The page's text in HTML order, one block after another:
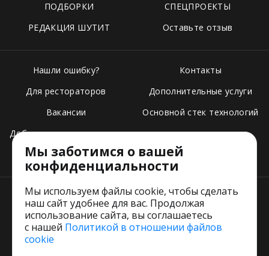
ПОДБОРКИ
СПЕЦПРОЕКТЫ
РЕДАКЦИЯ ШУТИТ
Оставьте отзыв
Нашли ошибку?
Для рестораторов
Вакансии
Добавить свое заведение
Тарифы
Контакты
Дополнительные услуги
Основной стек технологий
Пользовательское соглашение
Мы заботимся о вашей
конфиденциальности
Мы используем файлы cookie, чтобы сделать
наш сайт удобнее для вас. Продолжая
использование сайта, вы соглашаетесь
с нашей Политикой в отношении файлов
cookie